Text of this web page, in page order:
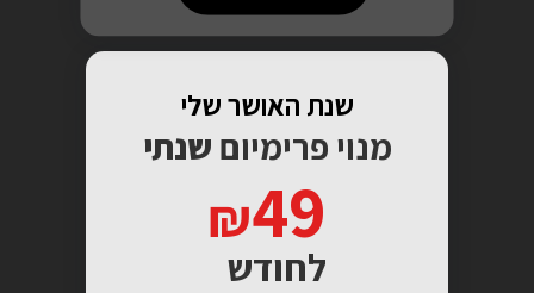
שנת האושר שלי
מנוי פרימיום שנתי
49
לחודש